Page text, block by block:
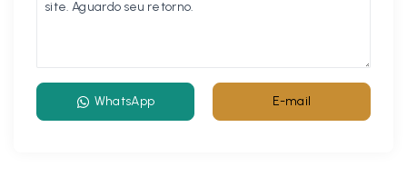
WhatsApp E-mail